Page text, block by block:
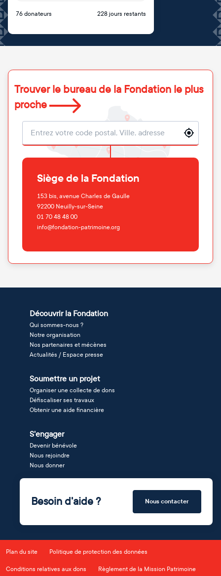
76 donateurs 228 jours restants
Trouver le bureau de la Fondation le plus
proche
Localisation
Siège de la Fondation
153 bis, avenue Charles de Gaulle
92200 Neuilly-sur-Seine
01 70 48 48 00
info@fondation-patrimoine.org
Découvrir la Fondation
Qui sommes-nous ?
Notre organisation
Nos partenaires et mécènes
Actualités / Espace presse
Soumettre un projet
Organiser une collecte de dons
Défiscaliser ses travaux
Obtenir une aide financière
S'engager
Devenir bénévole
Nous rejoindre
Nous donner
Besoin d'aide ? Nous contacter
Plan du site Politique de protection des données
Conditions relatives aux dons Règlement de la Mission Patrimoine